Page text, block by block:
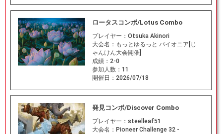
ロータスコンボ/Lotus Combo
プレイヤー： Otsuka Akinori
大会名： もっとゆるっと パイオニア[じ
ゃんけん大会開催]
成績： 2-0
参加人数： 11
開催日： 2026/07/18
発見コンボ/Discover Combo
プレイヤー： steelleaf51
大会名： Pioneer Challenge 32 -